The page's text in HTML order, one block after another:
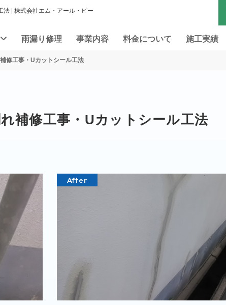
| 株式会社エム・アール・ピー
雨漏り修理 事業内容 料金について 施工実績
修工事・Uカットシール工法
補修工事・Uカットシール工法